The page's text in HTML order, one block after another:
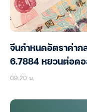
จีนกำหนดอัตราค่าก
6.7884 หยวนต่อดอ
09:20 น.